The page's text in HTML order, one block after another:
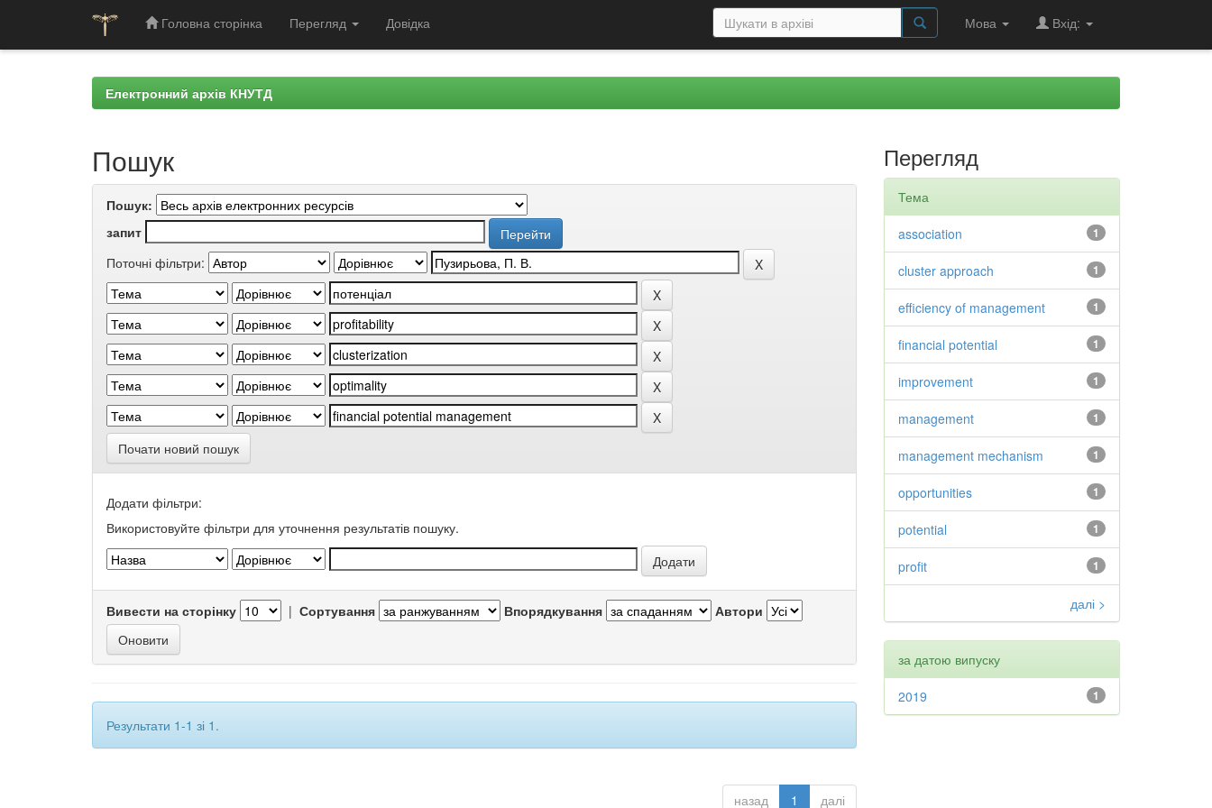
Головна сторінка Перегляд Довідка Мова Вхід:
Електронний архів КНУТД
Пошук
Пошук:
запит
Поточні фільтри:
Почати новий пошук
Додати фільтри:
Використовуйте фільтри для уточнення результатів пошуку.
Вивести на сторінку | Сортування Впорядкування Автори
Результати 1-1 зі 1.
назад 1 далі
Перегляд
Тема
1
association
1
cluster approach
1
efficiency of management
1
financial potential
1
improvement
1
management
1
management mechanism
1
opportunities
1
potential
1
profit
далі >
за датою випуску
1
2019